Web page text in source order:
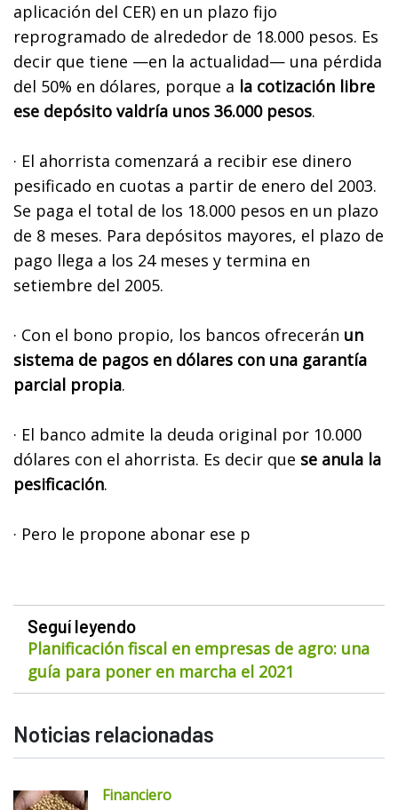
aplicación del CER) en un plazo fijo
reprogramado de alrededor de 18.000 pesos. Es
decir que tiene —en la actualidad— una pérdida
del 50% en dólares, porque a la cotización libre
ese depósito valdría unos 36.000 pesos.
· El ahorrista comenzará a recibir ese dinero
pesificado en cuotas a partir de enero del 2003.
Se paga el total de los 18.000 pesos en un plazo
de 8 meses. Para depósitos mayores, el plazo de
pago llega a los 24 meses y termina en
setiembre del 2005.
· Con el bono propio, los bancos ofrecerán un
sistema de pagos en dólares con una garantía
parcial propia.
· El banco admite la deuda original por 10.000
dólares con el ahorrista. Es decir que se anula la
pesificación.
· Pero le propone abonar ese p
Seguí leyendo
Planificación fiscal en empresas de agro: una
guía para poner en marcha el 2021
Noticias relacionadas
Financiero